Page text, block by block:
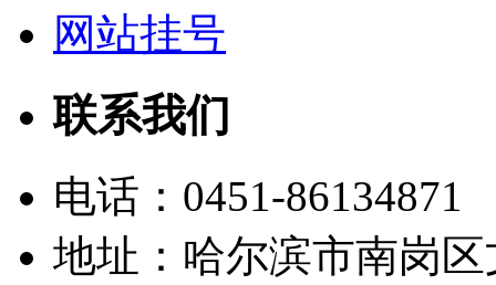
网站挂号
联系我们
电话： 0451-86134871
地址：哈尔滨市南岗